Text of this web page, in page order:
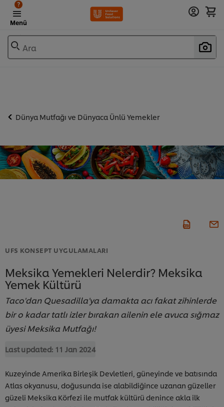
Menü
?
Ara
Dünya Mutfağı ve Dünyaca Ünlü Yemekler
UFS KONSEPT UYGULAMALARI
Meksika Yemekleri Nelerdir? Meksika
Yemek Kültürü
Taco'dan Quesadilla'ya damakta acı fakat zihinlerde
bir o kadar tatlı izler bırakan ailenin ele avuca sığmaz
üyesi Meksika Mutfağı!
Last updated: 11 Jan 2024
Kuzeyinde Amerika Birleşik Devletleri, güneyinde ve batısında
Atlas okyanusu, doğusunda ise alabildiğince uzanan güzeller
güzeli Meksika Körfezi ile mutfak kültürü denince akla ilk